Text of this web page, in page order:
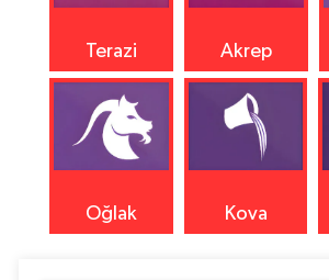
Terazi Akrep
Oğlak Kova